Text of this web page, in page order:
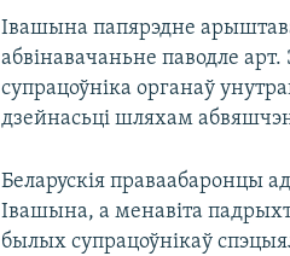
Івашына папярэдне
абвінавачаньне паводле
супрацоўніка органаў
дзейнасьці шляхам
Беларускія праваабаронцы
Івашына, а менавіта
былых супрацоўнікаў